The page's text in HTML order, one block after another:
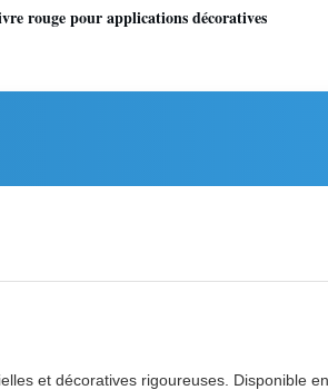
rouge pour applications décoratives
et décoratives rigoureuses. Disponible